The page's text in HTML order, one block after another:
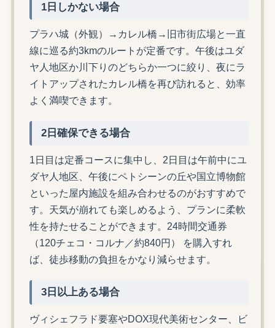
1日しかない場合
プラハ城（外観）→カレル橋→旧市街広場と一直
線に巡る約3kmのルートが定番です。午後はユダ
ヤ人地区か川下りのどちらか一つに絞り、夜にラ
イトアップされたカレル橋を再び訪れると、効率
よく満喫できます。
2日確保できる場合
1日目は定番コースに集中し、2日目は午前中にユ
ダヤ人地区、午後にペトシーンの丘や国立博物館
といった屋内施設を組み合わせるのがおすすめで
す。天気が崩れても楽しめるよう、プランに柔軟
性を持たせることができます。24時間交通券
（120チェコ・コルナ／約840円） を購入すれ
ば、徒歩移動の負担をかなり減らせます。
3日以上ある場合
ヴィシェフラド要塞やDOX現代美術センター、ビ